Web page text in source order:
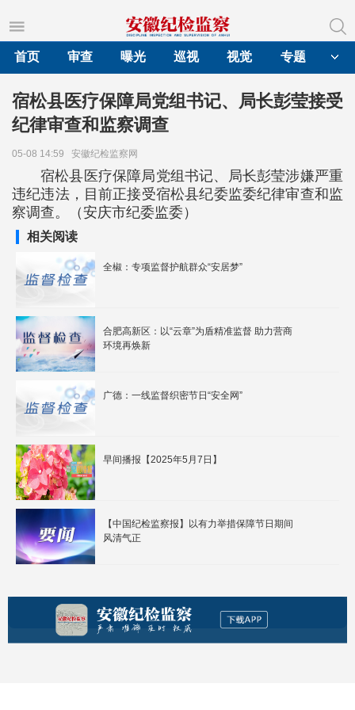
首页
审查 曝光 巡视 视觉 专题
宿松县医疗保障局党组书记、局长彭莹接受
纪律审查和监察调查
05-08 14:59 安徽纪检监察网
宿松县医疗保障局党组书记、局长彭莹涉嫌严重
违纪违法，目前正接受宿松县纪委监委纪律审查和监
察调查。（安庆市纪委监委）
相关阅读
全椒：专项监督护航群众“安居梦”
合肥高新区：以“云章”为盾精准监督 助力营商
环境再焕新
广德：一线监督织密节日“安全网”
早间播报【2025年5月7日】
【中国纪检监察报】以有力举措保障节日期间
风清气正